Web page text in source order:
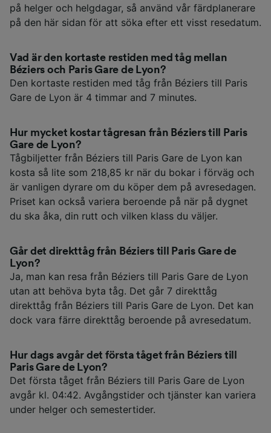
på helger och helgdagar, så använd vår färdplanerare
på den här sidan för att söka efter ett visst resedatum.
Vad är den kortaste restiden med tåg mellan
Béziers och Paris Gare de Lyon?
Den kortaste restiden med tåg från Béziers till Paris
Gare de Lyon är 4 timmar and 7 minutes.
Hur mycket kostar tågresan från Béziers till Paris
Gare de Lyon?
Tågbiljetter från Béziers till Paris Gare de Lyon kan
kosta så lite som 218,85 kr när du bokar i förväg och
är vanligen dyrare om du köper dem på avresedagen.
Priset kan också variera beroende på när på dygnet
du ska åka, din rutt och vilken klass du väljer.
Går det direkttåg från Béziers till Paris Gare de
Lyon?
Ja, man kan resa från Béziers till Paris Gare de Lyon
utan att behöva byta tåg. Det går 7 direkttåg
direkttåg från Béziers till Paris Gare de Lyon. Det kan
dock vara färre direkttåg beroende på avresedatum.
Hur dags avgår det första tåget från Béziers till
Paris Gare de Lyon?
Det första tåget från Béziers till Paris Gare de Lyon
avgår kl. 04:42. Avgångstider och tjänster kan variera
under helger och semestertider.